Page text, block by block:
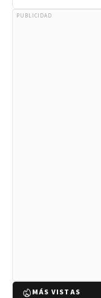
PUBLICIDAD
MÁS VISTAS